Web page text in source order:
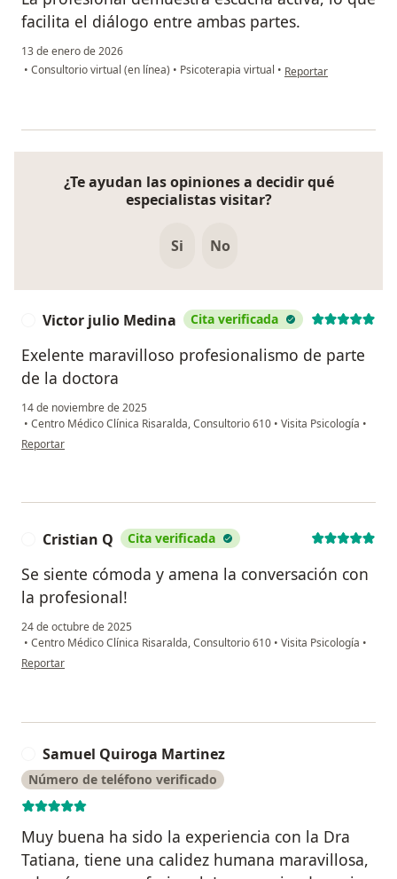
facilita el diálogo entre ambas partes.
13 de enero de 2026
• Consultorio virtual (en línea) • Psicoterapia virtual • en opinión del usuario
Reportar
¿Te ayudan las opiniones a decidir qué
especialistas visitar?
Si No
Victor julio Medina Cita verificada
Exelente maravilloso profesionalismo de parte
de la doctora
14 de noviembre de 2025
• Centro Médico Clínica Risaralda, Consultorio 610 • Visita Psicología •
en opinión del usuario Victor julio Medina
Reportar
Cristian Q Cita verificada
Se siente cómoda y amena la conversación con
la profesional!
24 de octubre de 2025
• Centro Médico Clínica Risaralda, Consultorio 610 • Visita Psicología •
en opinión del usuario Cristian Q
Reportar
Samuel Quiroga Martinez
Número de teléfono verificado
Muy buena ha sido la experiencia con la Dra
Tatiana, tiene una calidez humana maravillosa,